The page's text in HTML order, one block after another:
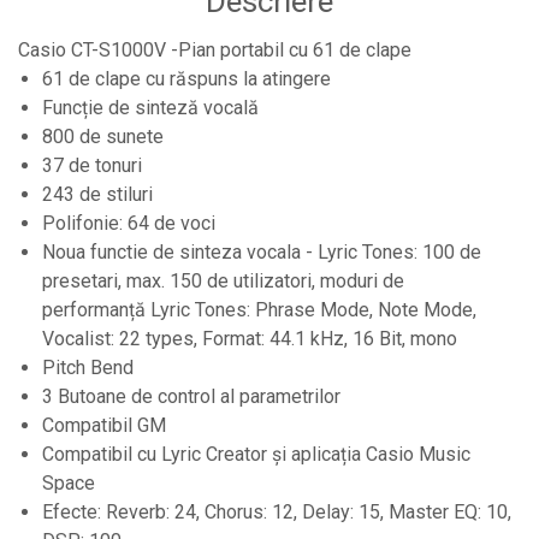
Controllere MIDI - USB DAW
Controllere monitoare de studio
Convertoare AD/DA
Interfete audio
Interfete MIDI si Cabluri Midi-USB
Microfoane de studio
Monitoare de studio
Pop filtre
Preamplificatoare
Protectii antifonice pentru urechi
Rack studio
Recordere de studio
Recordere portabile
Sintetizatoare
Casio CT-S1000V -Pian portabil cu 61 de clape
61 de clape cu răspuns la atingere
Funcție de sinteză vocală
800 de sunete
37 de tonuri
243 de stiluri
Polifonie: 64 de voci
Noua functie de sinteza vocala - Lyric Tones: 100 de
presetari, max. 150 de utilizatori, moduri de
performanță Lyric Tones: Phrase Mode, Note Mode,
Vocalist: 22 types, Format: 44.1 kHz, 16 Bit, mono
Pitch Bend
3 Butoane de control al parametrilor
Compatibil GM
Compatibil cu Lyric Creator și aplicația Casio Music
Space
Efecte: Reverb: 24, Chorus: 12, Delay: 15, Master EQ: 10,